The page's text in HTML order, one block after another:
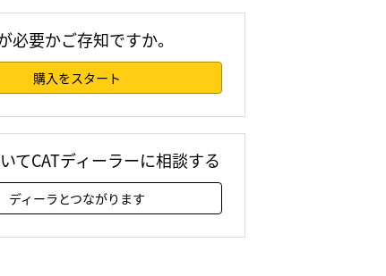
必要かご存知ですか。
購入をスタート
てCATディーラーに相談する
ディーラとつながります